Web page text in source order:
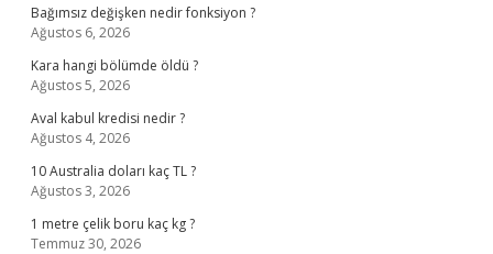
Bağımsız değişken nedir fonksiyon ?
Ağustos 6, 2026
Kara hangi bölümde öldü ?
Ağustos 5, 2026
Aval kabul kredisi nedir ?
Ağustos 4, 2026
10 Australia doları kaç TL ?
Ağustos 3, 2026
1 metre çelik boru kaç kg ?
Temmuz 30, 2026